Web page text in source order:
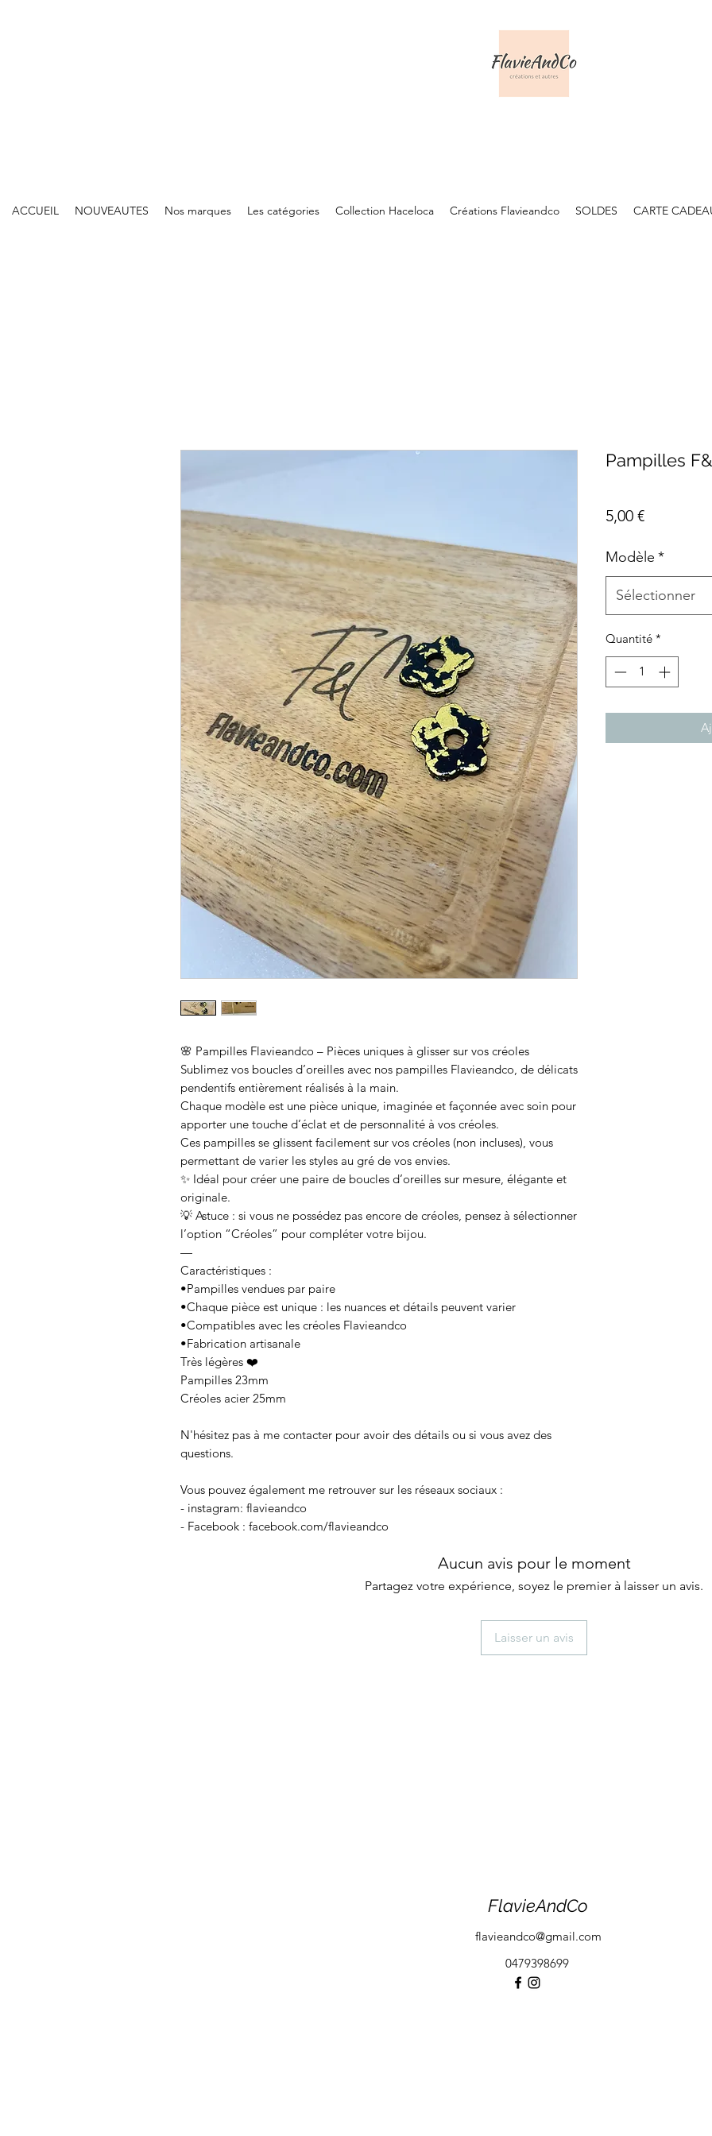
ACCUEIL NOUVEAUTES Nos marques Les catégories Collection Haceloca Créations Flavieandco SOLDES CARTE
🌸 Pampilles Flavieandco – Pièces uniques à glisser sur vos créoles
Sublimez vos boucles d’oreilles avec nos pampilles Flavieandco, de délicats
pendentifs entièrement réalisés à la main.
Chaque modèle est une pièce unique, imaginée et façonnée avec soin pour
apporter une touche d’éclat et de personnalité à vos créoles.
Ces pampilles se glissent facilement sur vos créoles (non incluses), vous
permettant de varier les styles au gré de vos envies.
✨ Idéal pour créer une paire de boucles d’oreilles sur mesure, élégante et
originale.
💡 Astuce : si vous ne possédez pas encore de créoles, pensez à sélectionner
l’option “Créoles” pour compléter votre bijou.
—
Caractéristiques :
•Pampilles vendues par paire
•Chaque pièce est unique : les nuances et détails peuvent varier
•Compatibles avec les créoles Flavieandco
•Fabrication artisanale
Très légères ❤️
Pampilles 23mm
Créoles acier 25mm
N'hésitez pas à me contacter pour avoir des détails ou si vous avez des
questions.
Vous pouvez également me retrouver sur les réseaux sociaux :
- instagram: flavieandco
- Facebook : facebook.com/flavieandco
Pampilles
5,00 €Prix
Modèle *
Sélectionner
Quantité *
Aucun avis pour le moment
Partagez votre expérience, soyez le premier à laisser un avis.
Laisser un avis
FlavieAndCo
flavieandco@gmail.com
0479398699